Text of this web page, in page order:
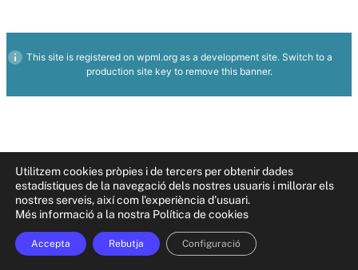
Utilitzem cookies pròpies i de tercers per obtenir dades
estadístiques de la navegació dels nostres usuaris i millorar els
nostres serveis, així com l'experiència d'usuari.
Més informació a la nostra Política de cookies
Accepta Rebutja Configuració
This site is registered on wpml.orgas a development site. Switch to a
production site key to remove this banner.